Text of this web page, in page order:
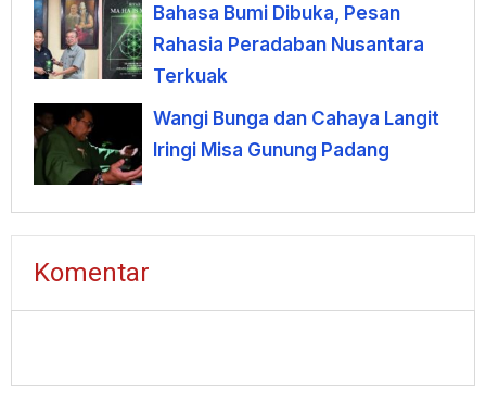
Bahasa Bumi Dibuka, Pesan
Rahasia Peradaban Nusantara
Terkuak
Wangi Bunga dan Cahaya Langit
Iringi Misa Gunung Padang
Komentar